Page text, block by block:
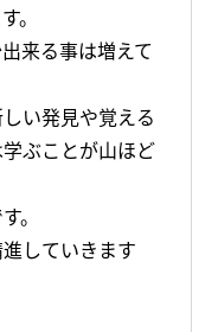
。
来る事は増えて
い発見や覚える
ぶことが山ほど
。
していきます